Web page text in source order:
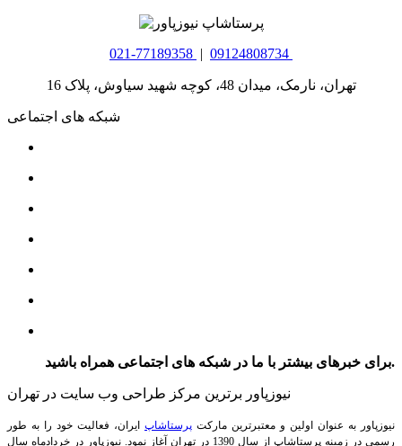
021-77189358 | 09124808734
تهران، نارمک، میدان 48، کوچه شهید سیاوش، پلاک 16
شبکه های اجتماعی
برای خبرهای بیشتر با ما در شبکه های اجتماعی همراه باشید.
نیوزپاور برترین مرکز طراحی وب سایت در تهران
نیوزپاور به عنوان اولین و معتبرترین مارکت پرستاشاپ ایران، فعالیت خود را به طور
رسمی در زمینه پرستاشاپ از سال 1390 در تهران آغاز نمود. نیوزپاور در خردادماه سال